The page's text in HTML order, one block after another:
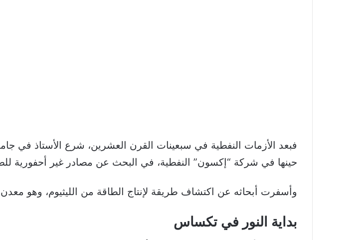
فبعد الأزمات النفطية في سبعينات القرن العشرين، شرع الأستاذ في
حينها في شركة “إكسون” النفطية، في البحث عن مصادر غير أحفورية
وأسفرت أبحاثه عن اكتشاف طريقة لإنتاج الطاقة من الليثيوم، وهو
بداية النور في تكساس